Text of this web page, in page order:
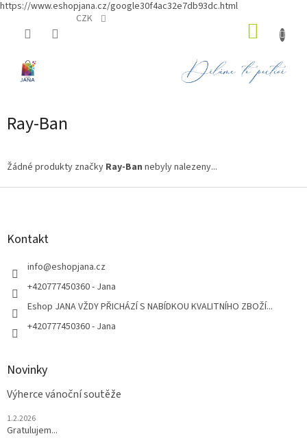
https://www.eshopjana.cz/google30f4ac32e7db93dc.html
CZK
Ray-Ban
Žádné produkty značky Ray-Ban nebyly nalezeny...
Z
Kontakt
info@eshopjana.cz
+420777450360 - Jana
Eshop JANA VŽDY PŘICHÁZÍ S NABÍDKOU KVALITNÍHO ZBOŽÍ...
+420777450360 - Jana
Novinky
Výherce vánoční soutěže
1.2.2026
Gratulujem...